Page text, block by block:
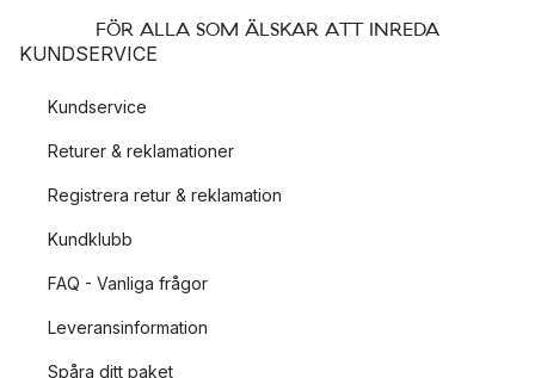
FÖR ALLA SOM ÄLSKAR ATT INREDA
KUNDSERVICE
Kundservice
Returer & reklamationer
Registrera retur & reklamation
Kundklubb
FAQ - Vanliga frågor
Leveransinformation
Spåra ditt paket